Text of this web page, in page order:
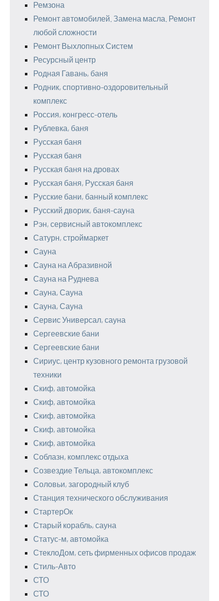
Ремзона
Ремонт автомобилей. Замена масла. Ремонт
любой сложности
Ремонт Выхлопных Систем
Ресурсный центр
Родная Гавань, баня
Родник, спортивно-оздоровительный
комплекс
Россия, конгресс-отель
Рублевка, баня
Русская баня
Русская баня
Русская баня на дровах
Русская баня, Русская баня
Русские бани, банный комплекс
Русский дворик, баня-сауна
Рэн, сервисный автокомплекс
Сатурн, строймаркет
Сауна
Сауна на Абразивной
Сауна на Руднева
Сауна, Сауна
Сауна, Сауна
Сервис Универсал, сауна
Сергеевские бани
Сергеевские бани
Сириус, центр кузовного ремонта грузовой
техники
Скиф, автомойка
Скиф, автомойка
Скиф, автомойка
Скиф, автомойка
Скиф, автомойка
Соблазн, комплекс отдыха
Созвездие Тельца, автокомплекс
Соловьи, загородный клуб
Станция технического обслуживания
СтартерОк
Старый корабль, сауна
Статус-м, автомойка
СтеклоДом, сеть фирменных офисов продаж
Стиль-Авто
СТО
СТО